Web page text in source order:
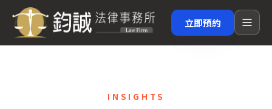
立即預約
INSIGHTS